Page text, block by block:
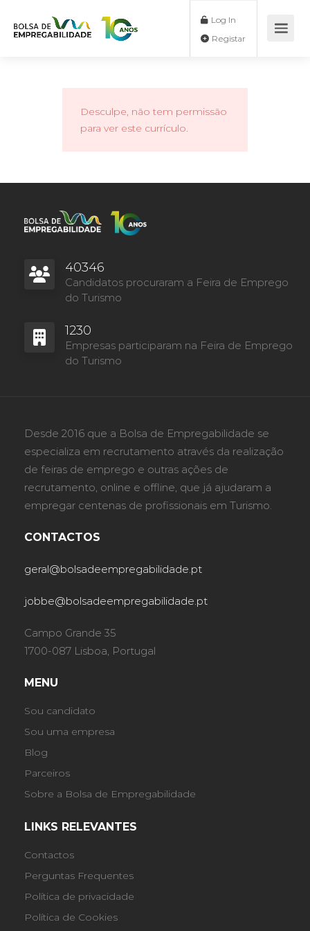
Log In
Desculpe, não tem permissão
para ver este currículo.
40346
Candidatos procuraram a Feira de Emprego
do Turismo
1230
Empresas participaram na Feira de Emprego
do Turismo
Desde 2016 que a Bolsa de Empregabilidade se
especializa em recrutamento através da realização
de feiras de emprego e outras ações de
recrutamento, online e offline, que já ajudaram a
empregar centenas de profissionais em Turismo.
CONTACTOS
geral@bolsadeempregabilidade.pt
jobbe@bolsadeempregabilidade.pt
Campo Grande 35
1700-087 Lisboa, Portugal
MENU
Sou candidato
Sou uma empresa
Blog
Parceiros
Sobre a Bolsa de Empregabilidade
LINKS RELEVANTES
Contactos
Perguntas Frequentes
Política de privacidade
Política de Cookies